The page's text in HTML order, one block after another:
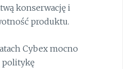
konserwację i
produktu.
Cybex mocno
politykę